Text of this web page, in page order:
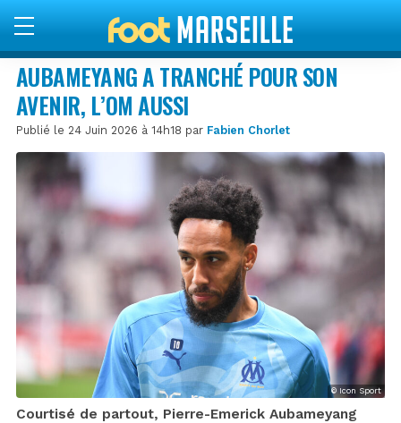
AUBAMEYANG A TRANCHÉ POUR SON
AVENIR, L’OM AUSSI
Publié le 24 Juin 2026 à 14h18 par Fabien Chorlet
© Icon Sport
Courtisé de partout, Pierre-Emerick Aubameyang